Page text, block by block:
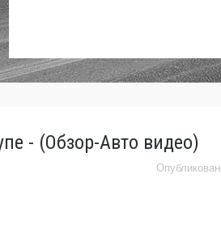
- (Обзор-Авто видео)